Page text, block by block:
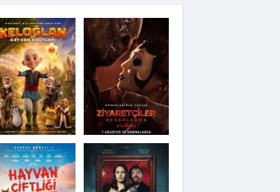
Hayvan Çiftliği
Karanlıktan Gelen
Şeytandan Satılık